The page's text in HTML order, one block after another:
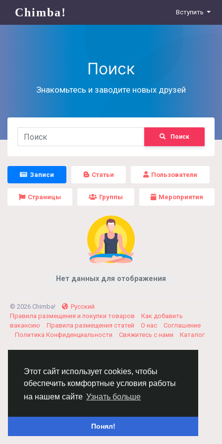
Этот сайт использует cookies, чтобы
обеспечить комфортные условия работы
на нашем сайте Узнать больше
Понял!
Chimba! Вступить
Поиск
Знакомьтесь и заводите новых друзей
Поиск
Записи Статьи Пользователи
Страницы Группы Мероприятия
Нет данных для отображения
© 2026 Chimba!
Русский
Правила размещения и покупки товаров
Как добавить
вакансию
Правила размещения статей О нас
Соглашение
Политика Конфиденциальности
Свяжитесь с нами Каталог